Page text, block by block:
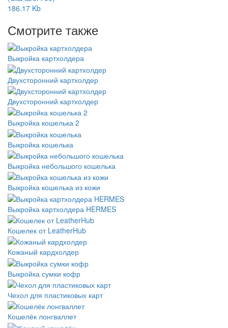
186.17 Kb
Смотрите также
Выкройка картхолдера
Двухсторонний картхолдер
Двухсторонний картхолдер
Выкройка кошелька 2
Выкройка кошелька
Выкройка небольшого кошелька
Выкройка кошелька из кожи
Выкройка картхолдера HERMES
Кошелек от LeatherHub
Кожаный кардхолдер
Выкройка сумки кофр
Чехол для пластиковых карт
Кошелёк лонгваллет